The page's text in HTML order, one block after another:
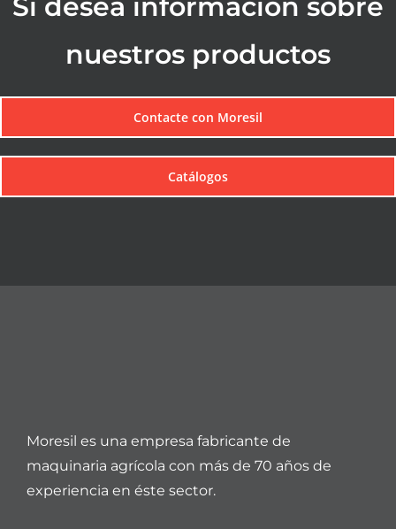
nuestros productos
Contacte con Moresil
Catálogos
Moresil es una empresa fabricante de
maquinaria agrícola con más de 70 años de
experiencia en éste sector.